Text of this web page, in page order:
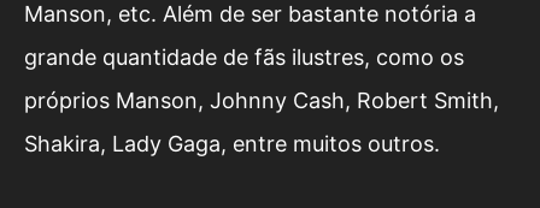
Manson, etc. Além de ser bastante notória a
grande quantidade de fãs ilustres, como os
próprios Manson, Johnny Cash, Robert Smith,
Shakira, Lady Gaga, entre muitos outros.